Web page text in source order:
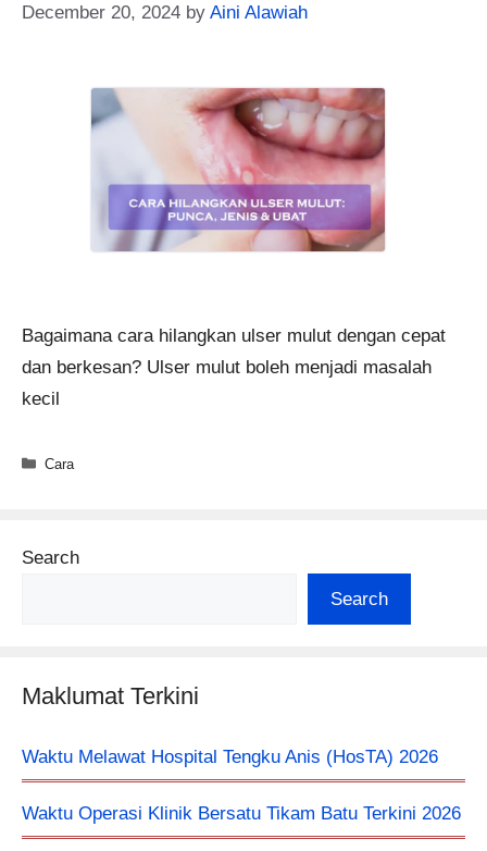
December 20, 2024 by Aini Alawiah
Bagaimana cara hilangkan ulser mulut dengan cepat
dan berkesan? Ulser mulut boleh menjadi masalah
kecil
Categories
Cara
Search
Search
Maklumat Terkini
Waktu Melawat Hospital Tengku Anis (HosTA) 2026
Waktu Operasi Klinik Bersatu Tikam Batu Terkini 2026